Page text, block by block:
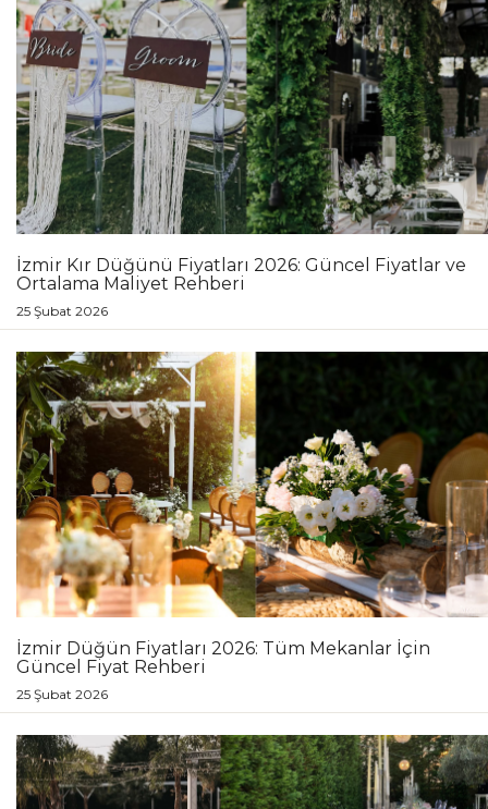
İzmir Kır Düğünü Fiyatları 2026: Güncel Fiyatlar ve
Ortalama Maliyet Rehberi
25 Şubat 2026
İzmir Düğün Fiyatları 2026: Tüm Mekanlar İçin
Güncel Fiyat Rehberi
25 Şubat 2026